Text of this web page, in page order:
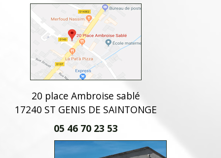
20 place Ambroise sablé
17240 ST GENIS DE SAINTONGE
05 46 70 23 53